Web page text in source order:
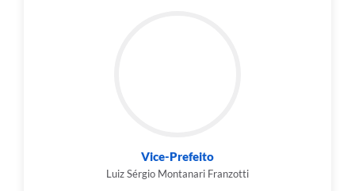
Vice-Prefeito
Luiz Sérgio Montanari Franzotti